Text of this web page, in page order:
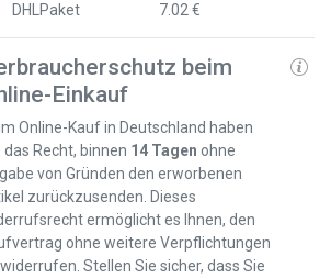
DHLPaket
7.02 €
beim
Einkauf
Online-Kauf in Deutschland haben
das Recht, binnen 14 Tagen ohne
von Gründen den erworbenen
zurückzusenden. Dieses
ermöglicht es Ihnen, den
ohne weitere Verpflichtungen
Stellen Sie sicher, dass Sie